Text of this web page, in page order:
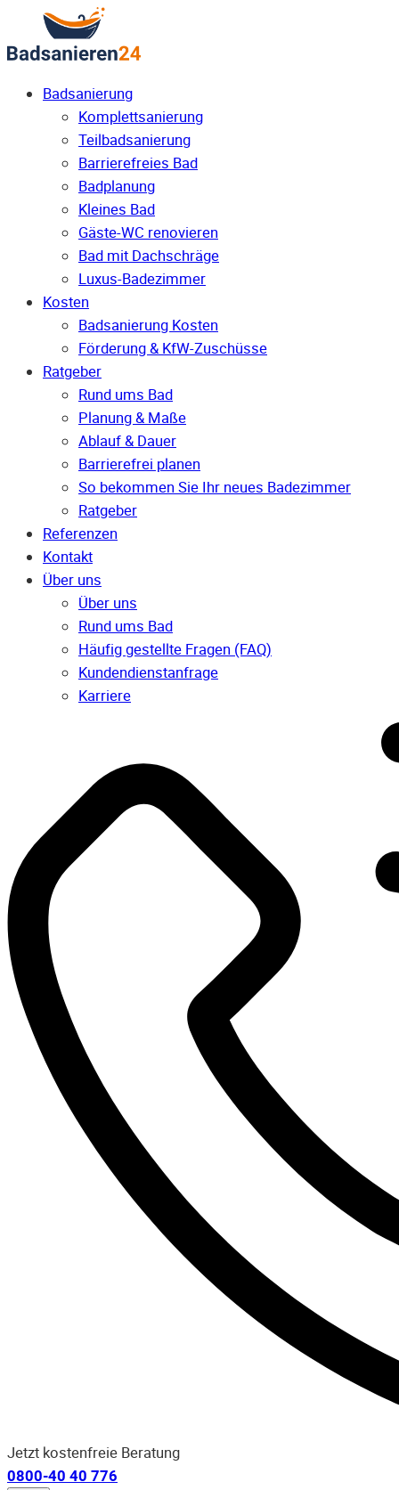
Badsanierung
Komplettsanierung
Teilbadsanierung
Barrierefreies Bad
Badplanung
Kleines Bad
Gäste-WC renovieren
Bad mit Dachschräge
Luxus-Badezimmer
Kosten
Badsanierung Kosten
Förderung & KfW-Zuschüsse
Ratgeber
Rund ums Bad
Planung & Maße
Ablauf & Dauer
Barrierefrei planen
So bekommen Sie Ihr neues Badezimmer
Ratgeber
Referenzen
Kontakt
Über uns
Über uns
Rund ums Bad
Häufig gestellte Fragen (FAQ)
Kunden­dienst­anfrage
Karriere
Jetzt kostenfreie Beratung
0800-40 40 776